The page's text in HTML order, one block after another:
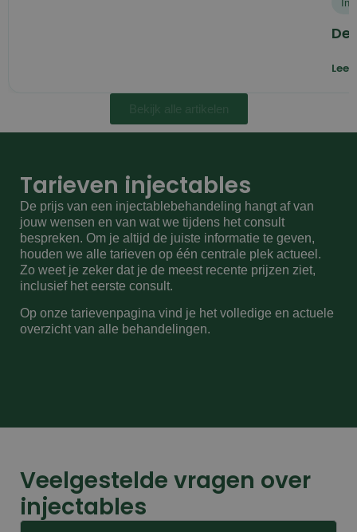
De
Tarieven injectables
De prijs van een injectablebehandeling hangt af van
jouw wensen en van wat we tijdens het consult
bespreken. Om je altijd de juiste informatie te geven,
houden we alle tarieven op één centrale plek actueel.
Zo weet je zeker dat je de meest recente prijzen ziet,
inclusief het eerste consult.
Op onze tarievenpagina vind je het volledige en actuele
overzicht van alle behandelingen.
Veelgestelde vragen over
injectables